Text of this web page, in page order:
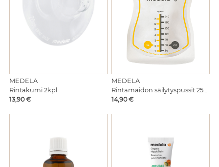
MEDELA
Rintakumi 2kpl
Hinta
13,90 €
MEDELA
Hinta
14,90 €